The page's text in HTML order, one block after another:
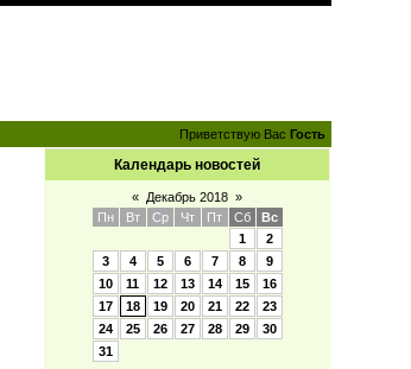
Приветствую Вас Гость
Календарь новостей
« Декабрь 2018 »
Пн
Вт Ср Чт Пт Сб
Вс
1
2
3
4 5 6 7 8
9
10
11 12 13 14 15
16
17
18 19 20 21 22
23
24
25 26 27 28 29
30
31